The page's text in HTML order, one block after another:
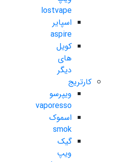
lostvape
اسپایر
aspire
کویل
های
دیگر
کارتریج
ویپرسو
vaporesso
اسموک
smok
گیک
ویپ